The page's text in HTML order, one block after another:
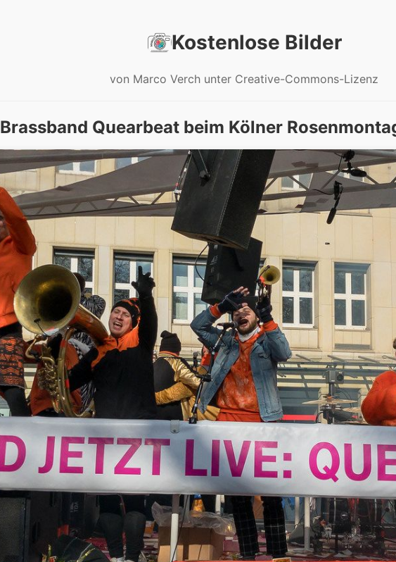
Kostenlose Bilder
von Marco Verch unter Creative-Commons-Lizenz
Brassband Quearbeat beim Kölner